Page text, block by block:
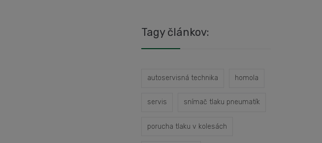
Tagy článkov:
autoservisná technika homola
servis snímač tlaku pneumatík
porucha tlaku v kolesách